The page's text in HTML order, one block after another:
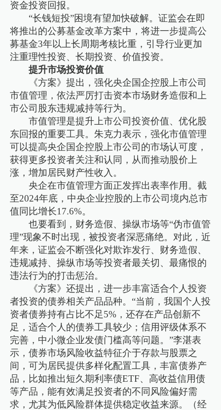
资金投资回报。
“长钱短投”困境有望加快破解。证监会在即
将推出的公募基金改革方案中，将进一步提高公
募基金3年以上长周期考核比重，引导行业更加
注重理性投资、长期投资、价值投资。
提升市场投资价值
《方案》提出，强化央企国企控股上市公司
市值管理，依法严厉打击资本市场财务造假和上
市公司股东违规减持等行为。
市值管理是提升上市公司投资价值、优化股
东回报的重要工具。朱克力表示，强化市值管理
可以提高央企国企控股上市公司的市场认可度，
获得更多投资者关注和认同，从而推动股价上
涨，增加居民财产性收入。
央企在市值管理方面正发挥出表率作用。截
至2024年底，中央企业控股的上市公司境内总市
值同比增长17.6%。
也要看到，财务造假、操纵市场等“伪市值管
理”现象不时出现，被投资者深恶痛绝。对此，近
年来，证监会不断强化对欺诈发行、财务造假、
违规减持、操纵市场等投资者最关切、最痛恨的
违法行为的打击惩治。
《方案》还提出，进一步丰富适合个人投资
者投资的债券相关产品品种。“当前，我国个人投
资者债券持有占比不足5%，还存在产品创新不
足，适合个人的债券工具较少；信用评级体系不
完善，中小微企业发债门槛高等问题。”李湛表
示，债券市场风险收益特征介于存款与股票之
间，可为居民提供多样化配置工具，丰富债券产
品，比如推出短久期利率债ETF、高收益信用债
等产品，能有效满足投资者的不同风险偏好需
求，尤其为低风险群体提供稳定收益来源。（经